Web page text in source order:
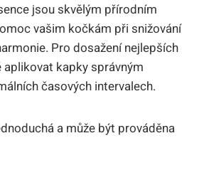
jsou skvělým přírodním
vašim kočkám při snižování
Pro dosažení nejlepších
kapky správným
časových intervalech.
a může být prováděna